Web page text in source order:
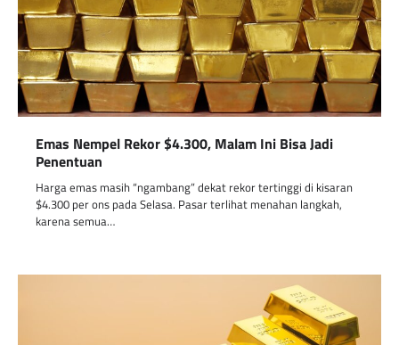
Emas Nempel Rekor $4.300, Malam Ini Bisa Jadi
Penentuan
Harga emas masih “ngambang” dekat rekor tertinggi di kisaran
$4.300 per ons pada Selasa. Pasar terlihat menahan langkah,
karena semua…